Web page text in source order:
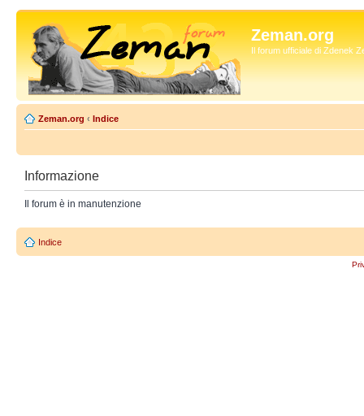
Zeman.org
Il forum ufficiale di Zdenek
Zeman.org ‹ Indice
Informazione
Il forum è in manutenzione
Indice